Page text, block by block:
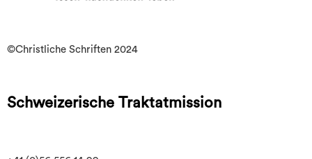
©Christliche Schriften 2024
Schweizerische Traktatmission